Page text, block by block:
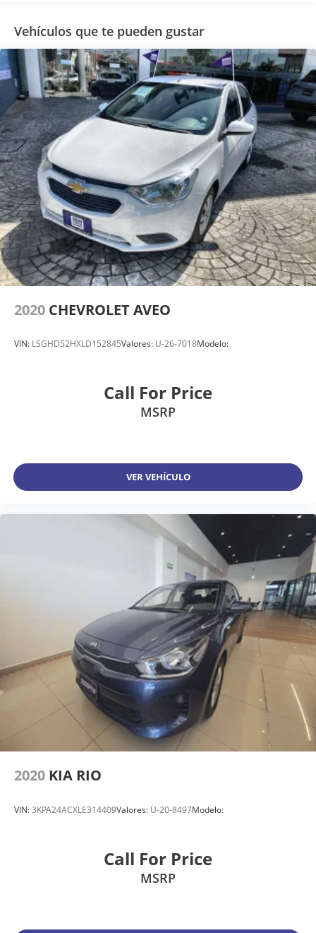
Vehículos que te pueden gustar
2020 CHEVROLET AVEO
VIN: LSGHD52HXLD152845Valores: U-26-7018Modelo:
Call For Price
MSRP
VER VEHÍCULO
2020 KIA RIO
VIN:3KPA24ACXLE314409Valores: U-20-8497Modelo:
Call For Price
MSRP